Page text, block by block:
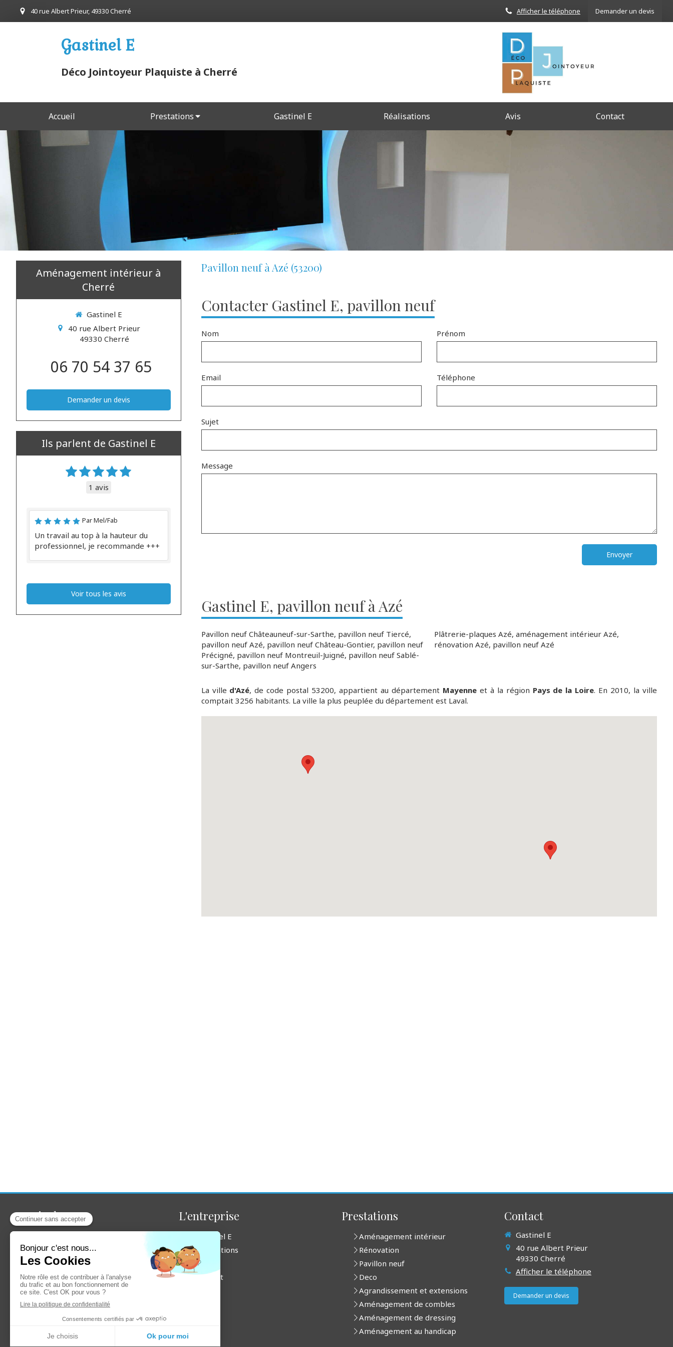
40 rue Albert Prieur, 49330 Cherré Demander un devis
Afficher le téléphone
Gastinel E
Déco Jointoyeur Plaquiste à Cherré
Accueil Prestations Gastinel E Réalisations Avis Contact
Pavillon neuf à Azé (53200)
Contacter Gastinel E, pavillon neuf
Nom Prénom
Email Téléphone
Sujet
Message
Envoyer
Gastinel E, pavillon neuf à Azé
Pavillon neuf Châteauneuf-sur-Sarthe, pavillon neuf Tiercé,
pavillon neuf Azé, pavillon neuf Château-Gontier, pavillon neuf
Précigné, pavillon neuf Montreuil-Juigné, pavillon neuf Sablé-
sur-Sarthe, pavillon neuf Angers
Plâtrerie-plaques Azé, aménagement intérieur Azé,
rénovation Azé, pavillon neuf Azé
La ville d'Azé, de code postal 53200, appartient au département Mayenneet à la région Pays de la Loire. En 2010, la ville
comptait 3256 habitants. La ville la plus peuplée du département est Laval.
Aménagement intérieur à
Cherré
Gastinel E
40 rue Albert Prieur
49330 Cherré
06 70 54 37 65
Demander un devis
Ils parlent de Gastinel E
1 avis
Par Mel/Fab
Un travail au top à la hauteur du
professionnel, je recommande +++
Voir tous les avis
Gastinel E
de 30 années d'expérience en
jointoyeur, plaquiste
: aménagement au
handicap, aménagement de dressing,
aménagement de combles,
agrandissement et extensions, deco ,
pavillon neuf , rénovation ,
aménagement intérieur.
L'entreprise
Gastinel E
Réalisations
Avis
Contact
Prestations
Aménagement intérieur
Rénovation
Pavillon neuf
Deco
Agrandissement et extensions
Aménagement de combles
Aménagement de dressing
Aménagement au handicap
Contact
Gastinel E
40 rue Albert Prieur
49330 Cherré
Afficher le téléphone
Demander un devis